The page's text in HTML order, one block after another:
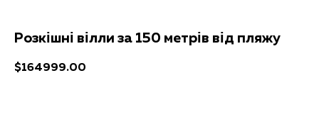
Розкішні вілли за 150 метрів від пляжу
$164999.00